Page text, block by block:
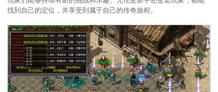
找到自己的定位，并享受到属于自己的传奇旅程。